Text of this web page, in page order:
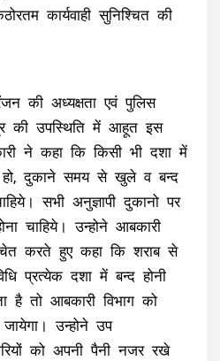
कार्यवाही सुनिश्चित की
की अध्यक्षता एवं पुलिस
की उपस्थिति में आहूत इस
ने कहा कि किसी भी दशा में
दुकाने समय से खुले व बन्द
सभी अनुज्ञापी दुकानो पर
चाहिये। उन्होने आबकारी
करते हुए कहा कि शराब से
प्रत्येक दशा में बन्द होनी
है तो आबकारी विभाग को
उन्होने उप
को अपनी पैनी नजर रखे